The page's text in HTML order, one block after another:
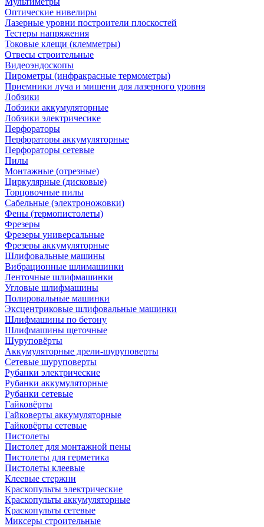
Оптические нивелиры
Лазерные уровни построители плоскостей
Тестеры напряжения
Токовые клещи (клемметры)
Отвесы строительные
Видеоэндоскопы
Пирометры (инфракрасные термометры)
Приемники луча и мишени для лазерного уровня
Лобзики
Лобзики аккумуляторные
Лобзики электричесике
Перфораторы
Перфораторы аккумуляторные
Перфораторы сетевые
Пилы
Монтажные (отрезные)
Циркулярные (дисковые)
Торцовочные пилы
Сабельные (электроножовки)
Фены (термопистолеты)
Фрезеры
Фрезеры универсальные
Фрезеры аккумуляторные
Шлифовальные машины
Вибрационные шлимашинки
Ленточные шлифмашинки
Угловые шлифмашины
Полировальные машинки
Эксцентриковые шлифовальные машинки
Шлифмашины по бетону
Шлифмашины щеточные
Шуруповёрты
Аккумуляторные дрели-шуруповерты
Сетевые шуруповерты
Рубанки электрические
Рубанки аккумуляторные
Рубанки сетевые
Гайковёрты
Гайковерты аккумуляторные
Гайковёрты сетевые
Пистолеты
Пистолет для монтажной пены
Пистолеты для герметика
Пистолеты клеевые
Клеевые стержни
Краскопульты электрические
Краскопульты аккумуляторные
Краскопульты сетевые
Миксеры строительные